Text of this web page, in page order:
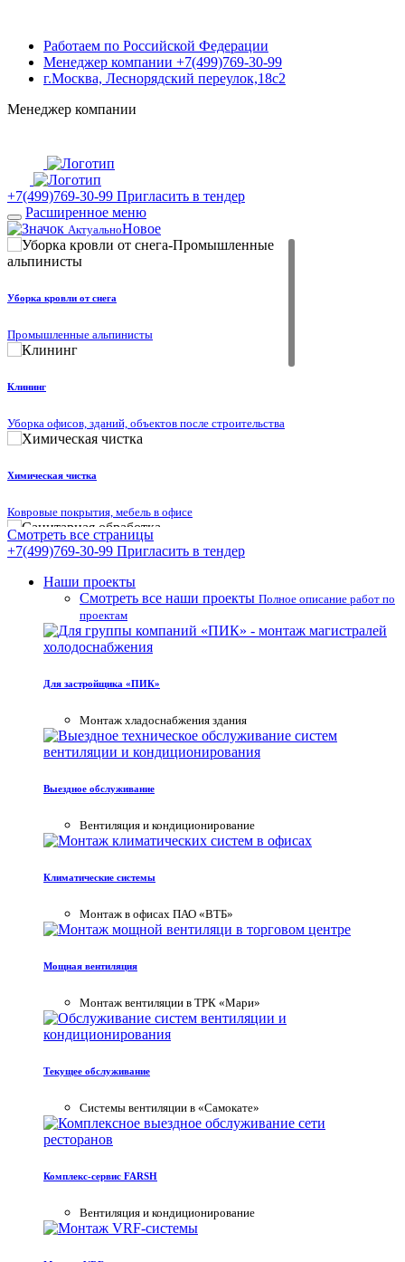
Работаем по Российской Федерации
Менеджер компании +7(499)769-30-99
г.Москва, Леснорядский переулок,18с2
Менеджер компании
+7(499)769-30-99 Пригласить в тендер
Расширенное меню
АктуальноНовое
Уборка кровли от снега
Промышленные альпинисты
Клининг
Уборка офисов, зданий, объектов после строительства
Химическая чистка
Ковровые покрытия, мебель в офисе
Дезинфекция, дезинсекция и дератизация
строительного инструмента
Видео нашей работы
Смотреть все страницы
+7(499)769-30-99 Пригласить в тендер
Наши проекты
Смотреть все наши проекты Полное описание работ по
проектам
Для застройщика «ПИК»
Mонтаж хладоснабжения здания
Выездное обслуживание
Вентиляция и кондиционирование
Климатические системы
Монтаж в офисах ПАО «ВТБ»
Мощная вентиляция
Монтаж вентиляции в ТРК «Мари»
Текущее обслуживание
Системы вентиляции в «Самокате»
Комплекс-сервис FARSH
Вентиляция и кондиционирование